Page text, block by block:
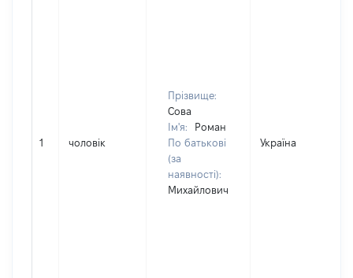
1 чоловік
Прізвище:
Сова
Ім'я:
Роман
По батькові
(за
наявності):
Михайлович
Україна